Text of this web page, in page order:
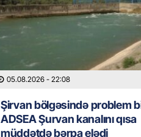
05.08.2026 - 22:08
Şirvan bölgəsində problem
ADSEA Şurvan kanalını qısa
müddətdə bərpa elədi